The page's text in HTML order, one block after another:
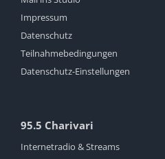
Impressum
Datenschutz
Teilnahmebedingungen
Datenschutz-Einstellungen
95.5 Charivari
Internetradio & Streams